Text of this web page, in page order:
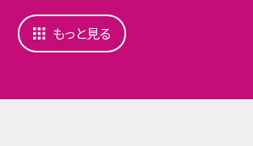
もっと見る